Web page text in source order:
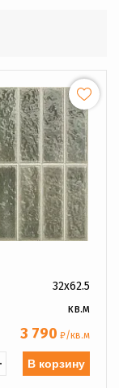
32x62.5
кв.м
3 790 ₽/кв.м
В корзину